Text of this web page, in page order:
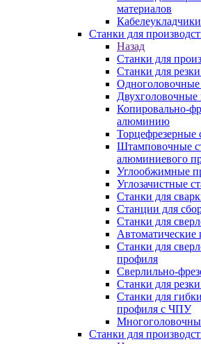
материалов
Кабелеукладчики
Станки для
Назад
Станки для
Станки для
Копировально-
алюминию
Штамповочные
алюминиевого
Углообжимные
Углозачистные
Станки для
Станции для
Станки для
Станки для
профиля
Сверлильно-
Станки для
Станки для
профиля с ЧПУ
Станки для